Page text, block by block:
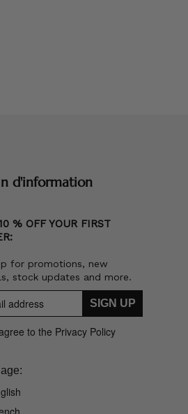
d'information
% OFF YOUR FIRST
for promotions, new
stock updates and more.
SIGN UP
to the Privacy Policy